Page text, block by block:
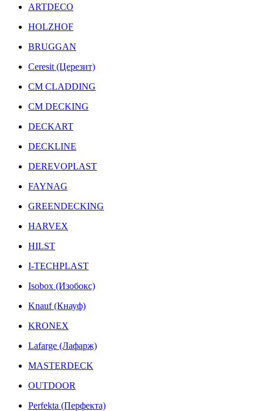
ARTDECO
HOLZHOF
BRUGGAN
Ceresit (Церезит)
CM CLADDING
CM DECKING
DECKART
DECKLINE
DEREVOPLAST
FAYNAG
GREENDECKING
HARVEX
HILST
I-TECHPLAST
Isobox (Изобокс)
Knauf (Кнауф)
KRONEX
Lafarge (Лафарж)
MASTERDECK
OUTDOOR
Perfekta (Перфекта)